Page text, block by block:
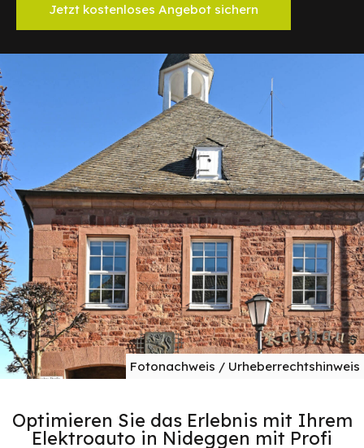
Jetzt kostenloses Angebot sichern
Fotonachweis / Urheberrechtshinweis
Optimieren Sie das Erlebnis mit Ihrem
Elektroauto in Nideggen mit Profi